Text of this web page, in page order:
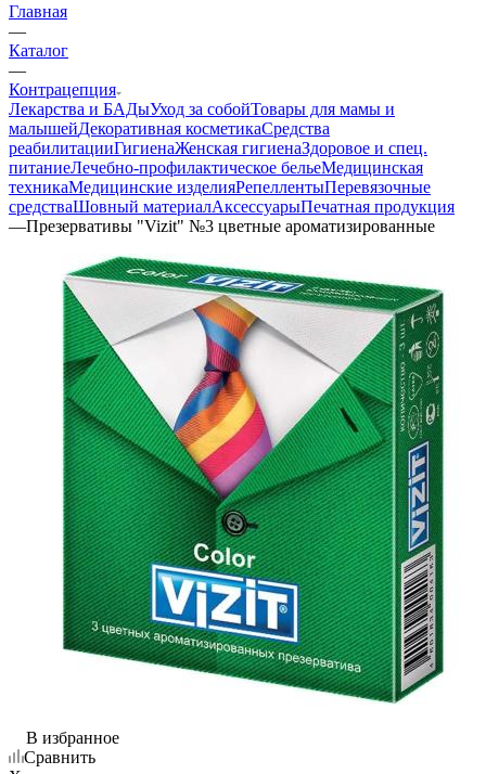
Главная
—
Каталог
—
Контрацепция
Лекарства и БАДыУход за собойТовары для мамы и
малышейДекоративная косметикаСредства
реабилитацииГигиенаЖенская гигиенаЗдоровое и спец.
питаниеЛечебно-профилактическое бельеМедицинская
техникаМедицинские изделияРепеллентыПеревязочные
средстваШовный материалАксессуарыПечатная продукция
—Презервативы "Vizit" №3 цветные ароматизированные
В избранное
Сравнить